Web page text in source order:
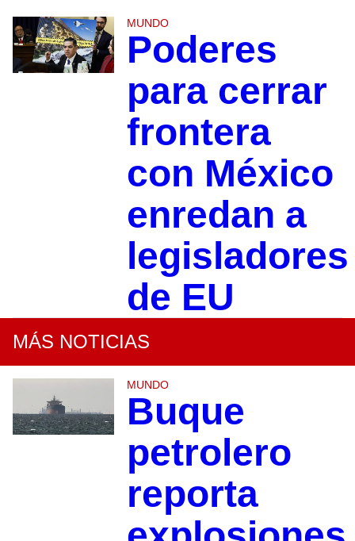
MUNDO
Poderes
para cerrar
frontera
con México
enredan a
legisladores
de EU
MÁS NOTICIAS
MUNDO
Buque
petrolero
reporta